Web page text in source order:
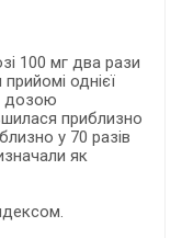
100 мг два рази
однієї
дозою
приблизно
у 70 разів
як